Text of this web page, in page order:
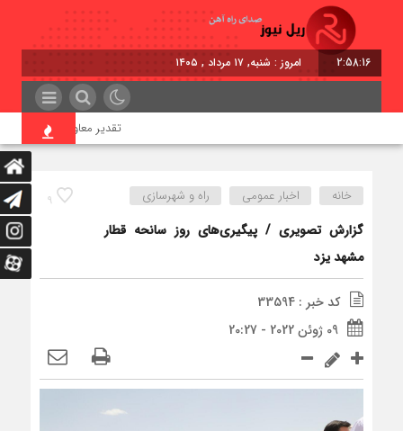
2:58:17 برابر
تقدیر معاون اول رئیس‌جمهور
9 خانه اخبار عمومی راه و شهرسازی
گزارش تصویری / پیگیری‌های روز سانحه قطار
مشهد یزد
کد خبر : 33594
09 ژوئن 2022 - 20:27